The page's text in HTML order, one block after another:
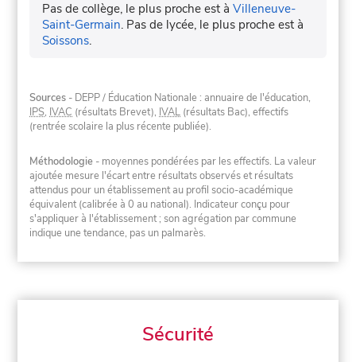
Pas de collège, le plus proche est àVilleneuve-
Saint-Germain. Pas de lycée, le plus proche est à
Soissons.
Sources - DEPP / Éducation Nationale : annuaire de l'éducation,
IPS, IVAC (résultats Brevet), IVAL (résultats Bac), effectifs
(rentrée scolaire la plus récente publiée).
Méthodologie - moyennes pondérées par les effectifs. La valeur
ajoutée mesure l'écart entre résultats observés et résultats
attendus pour un établissement au profil socio-académique
équivalent (calibrée à 0 au national). Indicateur conçu pour
s'appliquer à l'établissement ; son agrégation par commune
indique une tendance, pas un palmarès.
Sécurité